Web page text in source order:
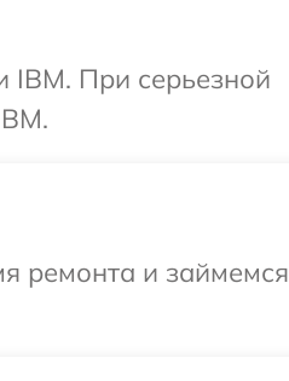
IBM. При серьезной
ремонта и займемся